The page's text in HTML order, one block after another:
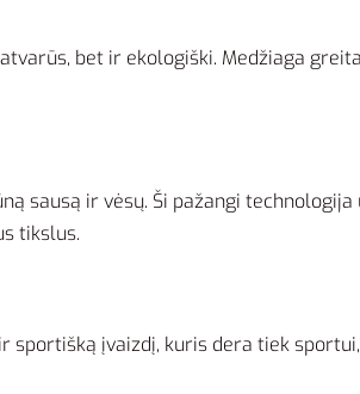
bet ir ekologiški. Medžiaga
sausą ir vėsų. Ši pažangi
tikslus.
įvaizdį, kuris dera tiek